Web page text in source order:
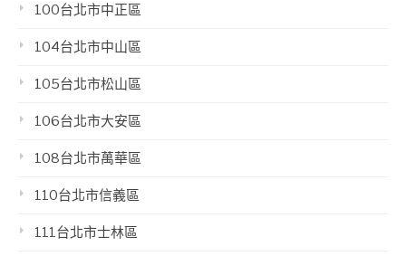
100台北市中正區
104台北市中山區
105台北市松山區
106台北市大安區
108台北市萬華區
110台北市信義區
111台北市士林區